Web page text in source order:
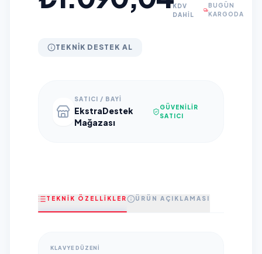
KDV
DAHİL
BUGÜN
KARGODA
TEKNIK DESTEK AL
SATICI / BAYI
EkstraDestek
Mağazası
GÜVENILIR
SATICI
TEKNİK ÖZELLİKLER ÜRÜN AÇIKLAMASI
KLAVYE DÜZENI